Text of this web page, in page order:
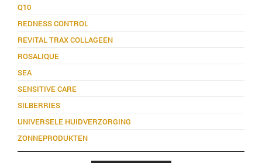
Q10
REDNESS CONTROL
REVITAL TRAX COLLAGEEN
ROSALIQUE
SEA
SENSITIVE CARE
SILBERRIES
UNIVERSELE HUIDVERZORGING
ZONNEPRODUKTEN